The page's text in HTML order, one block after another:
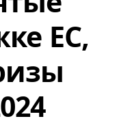
ЕС,